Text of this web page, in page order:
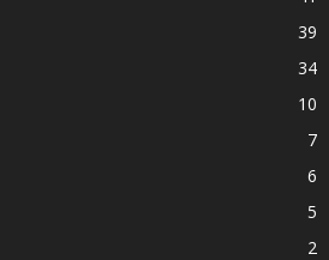
39
34
10
7
6
5
2